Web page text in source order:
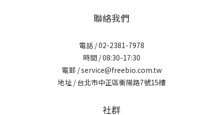
聯絡我們
電話 / 02-2381-7978
時間 / 08:30-17:30
電郵 / service@freebio.com.tw
地址 / 台北市中正區衡陽路7號15樓
社群